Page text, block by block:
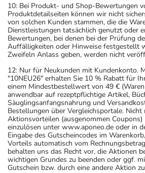
10: Bei Produkt- und Shop-Bewertungen
Produktdetailseiten können wir nicht
von solchen Kunden stammen, die die
Dienstleistungen tatsächlich genutzt oder
Bewertungen, bei denen bei der Prüfung
Auffälligkeiten oder Hinweise festgestellt
Zweifeln Anlass geben, werden nicht
12: Nur für Neukunden mit Kundenkonto.
"10NEU26" erhalten Sie 10 % Rabatt für
einem Mindestbestellwert von 49 €
anwendbar auf rezeptpflichtige Artikel,
Säuglingsanfangsnahrung und
Bestellungen über Vergleichsportale. Nicht
Aktionsvorteilen (ausgenommen
einzulösen unter www.aponeo.de oder in
Eingabe des Gutscheincodes im
Vorteils automatisch vom
behalten uns das Recht vor, die Aktionen
wichtigen Grundes zu beenden oder ggf.
Gutschein bzw. durch eine andere Aktion